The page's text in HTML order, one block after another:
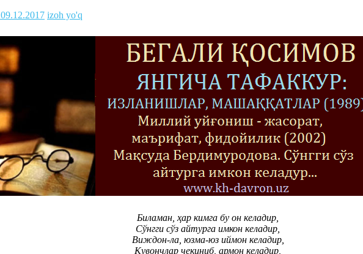
09.12.2017 izoh yo'q
Биламан, ҳар кимга бу он келадир,
Сўнгги сўз айтурга имкон келадир,
Виждон-ла, юзма-юз иймон келадир,
Қувончлар чекиниб, армон келадир,